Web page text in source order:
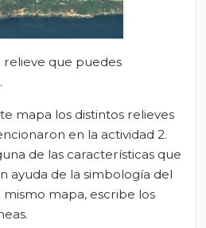
relieve que puedes
mapa los distintos relieves
en la actividad 2.
de las características que
ayuda de la simbología del
mismo mapa, escribe los